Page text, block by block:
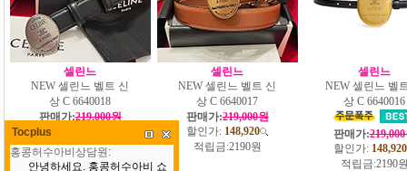
셀린느
NEW 셀린느 벨트 신
상 C 6640018
판매가:219,000원
할인가:
적립금:2190원
셀린느
NEW 셀린느 벨트 신
상 C 6640017
판매가:219,000원
할인가: 148,920
적립금:2190원
셀린느
NEW 셀린느 벨
상 C 6640016
판매가:
할인가: 148,920
적립금:2190
Tocplus